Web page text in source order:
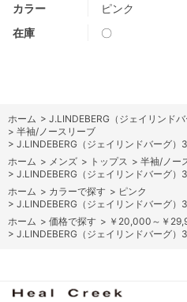
カラー
ピンク
在庫
〇
ホーム > J.LINDEBERG（ジェイリンドバ
> 半袖/ノースリーブ
> J.LINDEBERG（ジェイリンドバーグ
ホーム > メンズ > トップス > 半袖/ノー
> J.LINDEBERG（ジェイリンドバーグ
ホーム > カラーで探す > ピンク
> J.LINDEBERG（ジェイリンドバーグ
ホーム > 価格で探す > ￥20,000～￥
> J.LINDEBERG（ジェイリンドバーグ